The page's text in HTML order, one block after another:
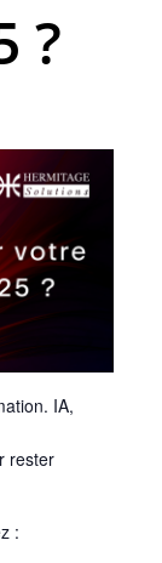
?
IA,
rester
: